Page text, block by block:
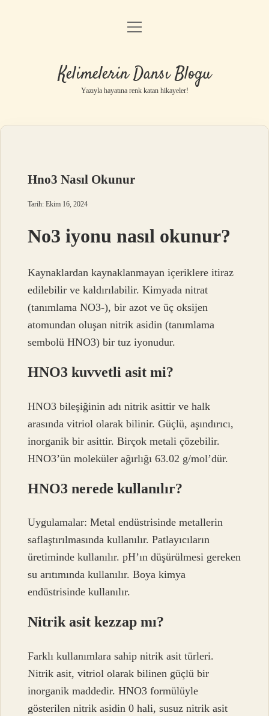
Anasayfa
Yasal Uyarı
menüyü
Kelimelerin Dansı Blogu
Yazıyla hayatına renk katan hikayeler!
Hno3 Nasıl Okunur
Tarih: Ekim 16, 2024
No3 iyonu nasıl okunur?
Kaynaklardan kaynaklanmayan içeriklere itiraz
edilebilir ve kaldırılabilir. Kimyada nitrat
(tanımlama NO3-), bir azot ve üç oksijen
atomundan oluşan nitrik asidin (tanımlama
sembolü HNO3) bir tuz iyonudur.
HNO3 kuvvetli asit mi?
HNO3 bileşiğinin adı nitrik asittir ve halk
arasında vitriol olarak bilinir. Güçlü, aşındırıcı,
inorganik bir asittir. Birçok metali çözebilir.
HNO3’ün moleküler ağırlığı 63.02 g/mol’dür.
HNO3 nerede kullanılır?
Uygulamalar: Metal endüstrisinde metallerin
saflaştırılmasında kullanılır. Patlayıcıların
üretiminde kullanılır. pH’ın düşürülmesi gereken
su arıtımında kullanılır. Boya kimya
endüstrisinde kullanılır.
Nitrik asit kezzap mı?
Farklı kullanımlara sahip nitrik asit türleri.
Nitrik asit, vitriol olarak bilinen güçlü bir
inorganik maddedir. HNO3 formülüyle
gösterilen nitrik asidin 0 hali, susuz nitrik asit